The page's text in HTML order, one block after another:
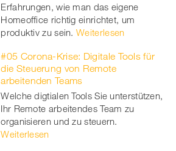
Erfahrungen, wie man das eigene
Homeoffice richtig einrichtet, um
produktiv zu sein. Weiterlesen
#05 Corona-Krise: Digitale Tools für
die Steuerung von Remote
arbeitenden Teams
Welche digtialen Tools Sie unterstützen,
Ihr Remote arbeitendes Team zu
organisieren und zu steuern.
Weiterlesen